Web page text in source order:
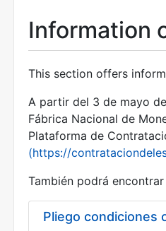
Show/Hide
Show/Hide
Show/Hide
Information
This section offers
A partir del 3 de mayo
Fábrica Nacional de
Plataforma de
(https://
También podrá
Pliego condiciones